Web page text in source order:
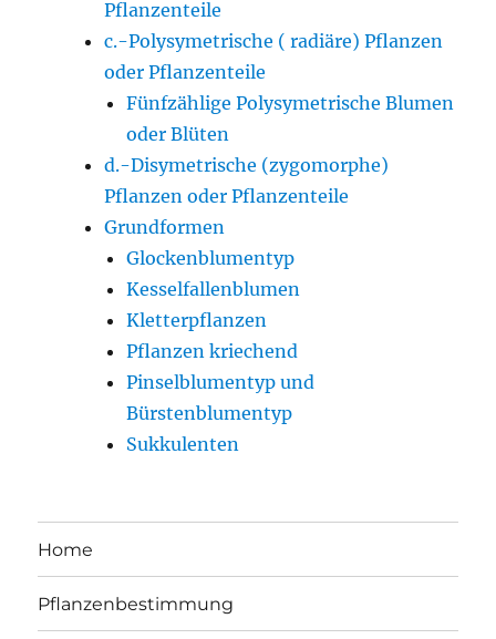
Pflanzenteile
c.-Polysymetrische ( radiäre) Pflanzen
oder Pflanzenteile
Fünfzählige Polysymetrische Blumen
oder Blüten
d.-Disymetrische (zygomorphe)
Pflanzen oder Pflanzenteile
Grundformen
Glockenblumentyp
Kesselfallenblumen
Kletterpflanzen
Pflanzen kriechend
Pinselblumentyp und
Bürstenblumentyp
Sukkulenten
Home
Pflanzenbestimmung